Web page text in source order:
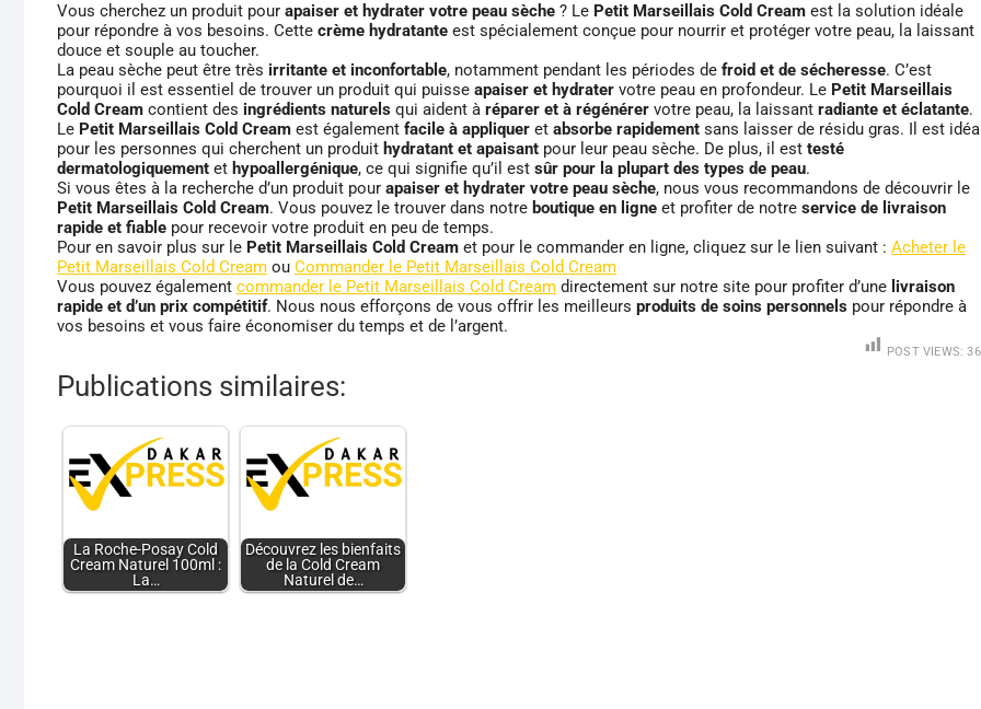
Vous cherchez un produit pour apaiser et hydrater votre peau sèche ? Le Petit Marseillais Cold Cream est la solution idéale
pour répondre à vos besoins. Cette crème hydratante est spécialement conçue pour nourrir et protéger votre peau, la laissant
douce et souple au toucher.
La peau sèche peut être très irritante et inconfortable, notamment pendant les périodes de froid et de sécheresse. C’est
pourquoi il est essentiel de trouver un produit qui puisse apaiser et hydrater votre peau en profondeur. Le Petit Marseillais
Cold Cream contient des ingrédients naturels qui aident à réparer et à régénérer votre peau, la laissant radiante et éclatante.
Le Petit Marseillais Cold Cream est également facile à appliquer et absorbe rapidement sans laisser de résidu gras. Il est
pour les personnes qui cherchent un produit hydratant et apaisant pour leur peau sèche. De plus, il est testé
dermatologiquement et hypoallergénique, ce qui signifie qu’il est sûr pour la plupart des types de peau.
Si vous êtes à la recherche d’un produit pour apaiser et hydrater votre peau sèche, nous vous recommandons de découvrir le
Petit Marseillais Cold Cream. Vous pouvez le trouver dans notre boutique en ligne et profiter de notre service de livraison
rapide et fiable pour recevoir votre produit en peu de temps.
Pour en savoir plus sur le Petit Marseillais Cold Cream et pour le commander en ligne, cliquez sur le lien suivant : Acheter le
Petit Marseillais Cold Cream ou Commander le Petit Marseillais Cold Cream
Vous pouvez également commander le Petit Marseillais Cold Cream directement sur notre site pour profiter d’une livraison
rapide et d’un prix compétitif. Nous nous efforçons de vous offrir les meilleurs produits de soins personnels pour répondre à
vos besoins et vous faire économiser du temps et de l’argent.
POST VIEWS:
Publications similaires:
La Roche-Posay Cold
Cream Naturel 100ml :
La…
Découvrez les bienfaits
de la Cold Cream
Naturel de…